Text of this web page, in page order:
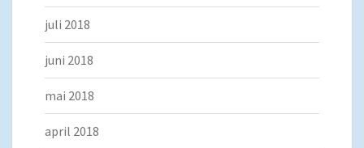
juli 2018
juni 2018
mai 2018
april 2018